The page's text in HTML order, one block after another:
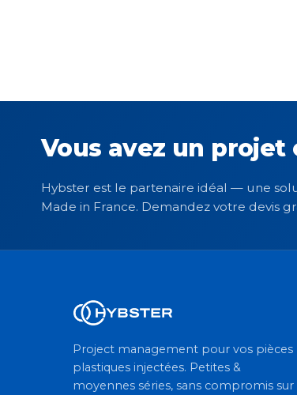
Vous avez un projet
Hybster est le partenaire idéal — une
Made in France. Demandez votre devis
Project management pour vos pièces
plastiques injectées. Petites &
moyennes séries, sans compromis sur